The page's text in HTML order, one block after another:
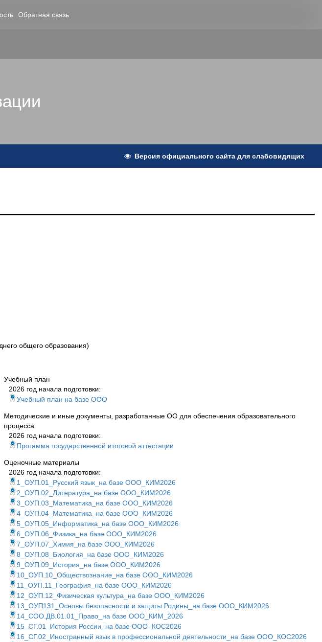
Обратная связь
Версия официального сайта для слабовидящих
общего образования)
Учебный план
2026 год начала подготовки:
Учебный план на базе ООО
Методические и иные документы, разработанные ОО для обеспечения образовательного
процесса
2026 год начала подготовки:
Прогамма государственной итоговой аттестации
Оценочные материалы
2026 год начала подготовки:
1_ОУП.01_Русский язык_на базе ООО_КИМ2026
2_ОУП.02_Литература_на базе ООО_КИМ2026
3_ОУП.03_Математика_на базе ООО_КИМ2026
4_ОУП.04_Математика_на базе ООО_КИМ2026
5_ОУП.05_Информатика_на базе ООО_КИМ2026
6_ОУП.06_Физика_на базе ООО_КИМ2026
7_ОУП.07_Химия_на базе ООО_КИМ2026
8_ОУП.08_Биология_на базе ООО_КИМ2026
9_ОУП.09_История_на базе ООО_КИМ2026
10_ОУП.10_Обществознание_на базе ООО_КИМ2026
11_ОУП.11_География_на базе ООО_КИМ2026
12_ОУП.12_Физическая культура_на базе ООО_КИМ2026
13_ОУП131_Основы безопасности и защиты Родины_на базе ООО_КИМ2026
14_СОО.ДВ.01.01_Право_на базе ООО_КИМ_2026
15_СГ.01_История России_на базе ООО_КОС2026
16_СГ.02_Иностранный язык в профессиональной деятельности_на базе ООО_КОС2026